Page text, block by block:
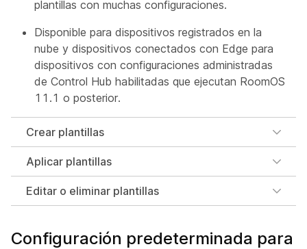
plantillas con muchas configuraciones.
Disponible para dispositivos registrados en la
nube y dispositivos conectados con Edge para
dispositivos con configuraciones administradas
de Control Hub habilitadas que ejecutan RoomOS
11.1 o posterior.
Crear plantillas
Aplicar plantillas
Editar o eliminar plantillas
Configuración predeterminada para